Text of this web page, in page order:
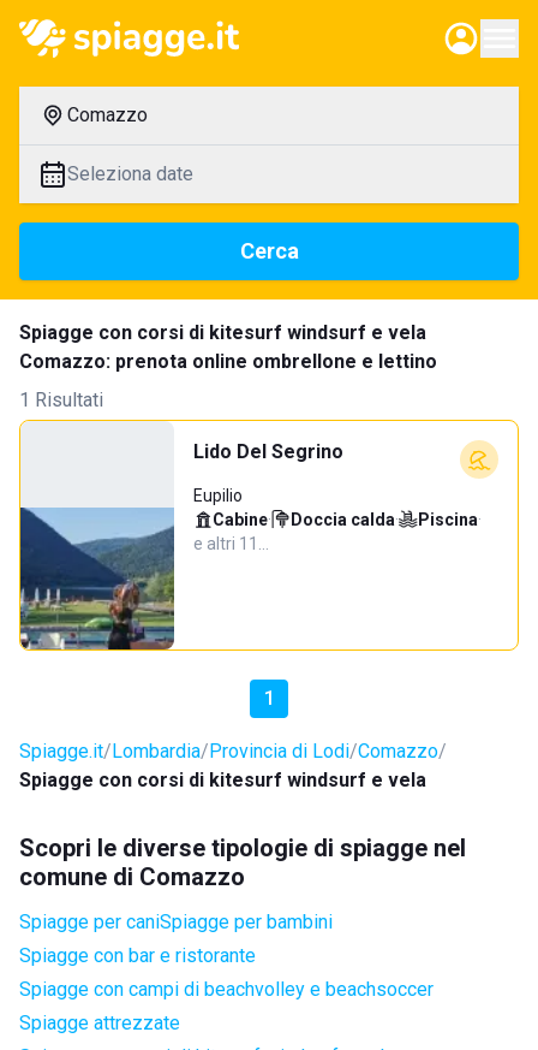
Comazzo
Seleziona date
Cerca
Spiagge con corsi di kitesurf windsurf e vela
Comazzo: prenota online ombrellone e lettino
1 Risultati
Lido Del Segrino
Eupilio
Cabine· Doccia calda· Piscina·
e altri 11…
1
Spiagge.it Lombardia Provincia di Lodi Comazzo
Spiagge con corsi di kitesurf windsurf e vela
Scopri le diverse tipologie di spiagge nel
comune di Comazzo
Spiagge per caniSpiagge per bambini
Spiagge con bar e ristorante
Spiagge con campi di beachvolley e beachsoccer
Spiagge attrezzate